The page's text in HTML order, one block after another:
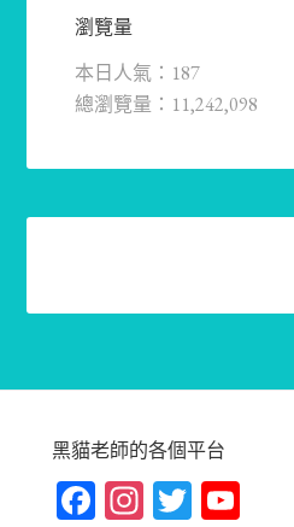
瀏覽量
本日人氣：187
總瀏覽量：11,242,098
黑貓老師的各個平台
Fa In T Yo